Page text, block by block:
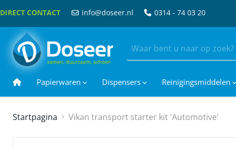
DIRECT CONTACT info@doseer.nl 0314 - 74 03 20
Papierwaren Dispensers Reinigingsmiddelen
Startpagina Vikan transport starter kit 'Automotive'